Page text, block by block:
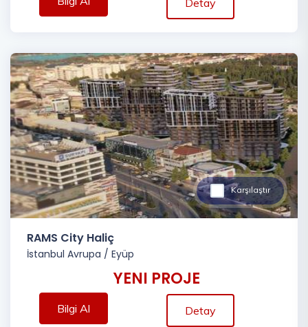
Karşılaştır
RAMS City Haliç
İstanbul Avrupa / Eyüp
YENI PROJE
Bilgi Al Detay